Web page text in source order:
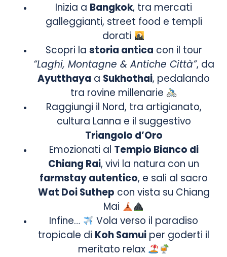
Inizia a Bangkok, tra mercati
galleggianti, street food e templi
dorati
Scopri la storia antica con il tour
“Laghi, Montagne & Antiche Città”, da
Ayutthaya a Sukhothai, pedalando
tra rovine millenarie
Raggiungi il Nord, tra artigianato,
cultura Lanna e il suggestivo
Triangolo d’Oro
Emozionati al Tempio Bianco di
Chiang Rai, vivi la natura con un
farmstay autentico, e sali al sacro
Wat Doi Suthep con vista su Chiang
Mai
Infine…
Vola verso il paradiso
tropicale di Koh Samui per goderti il
meritato relax